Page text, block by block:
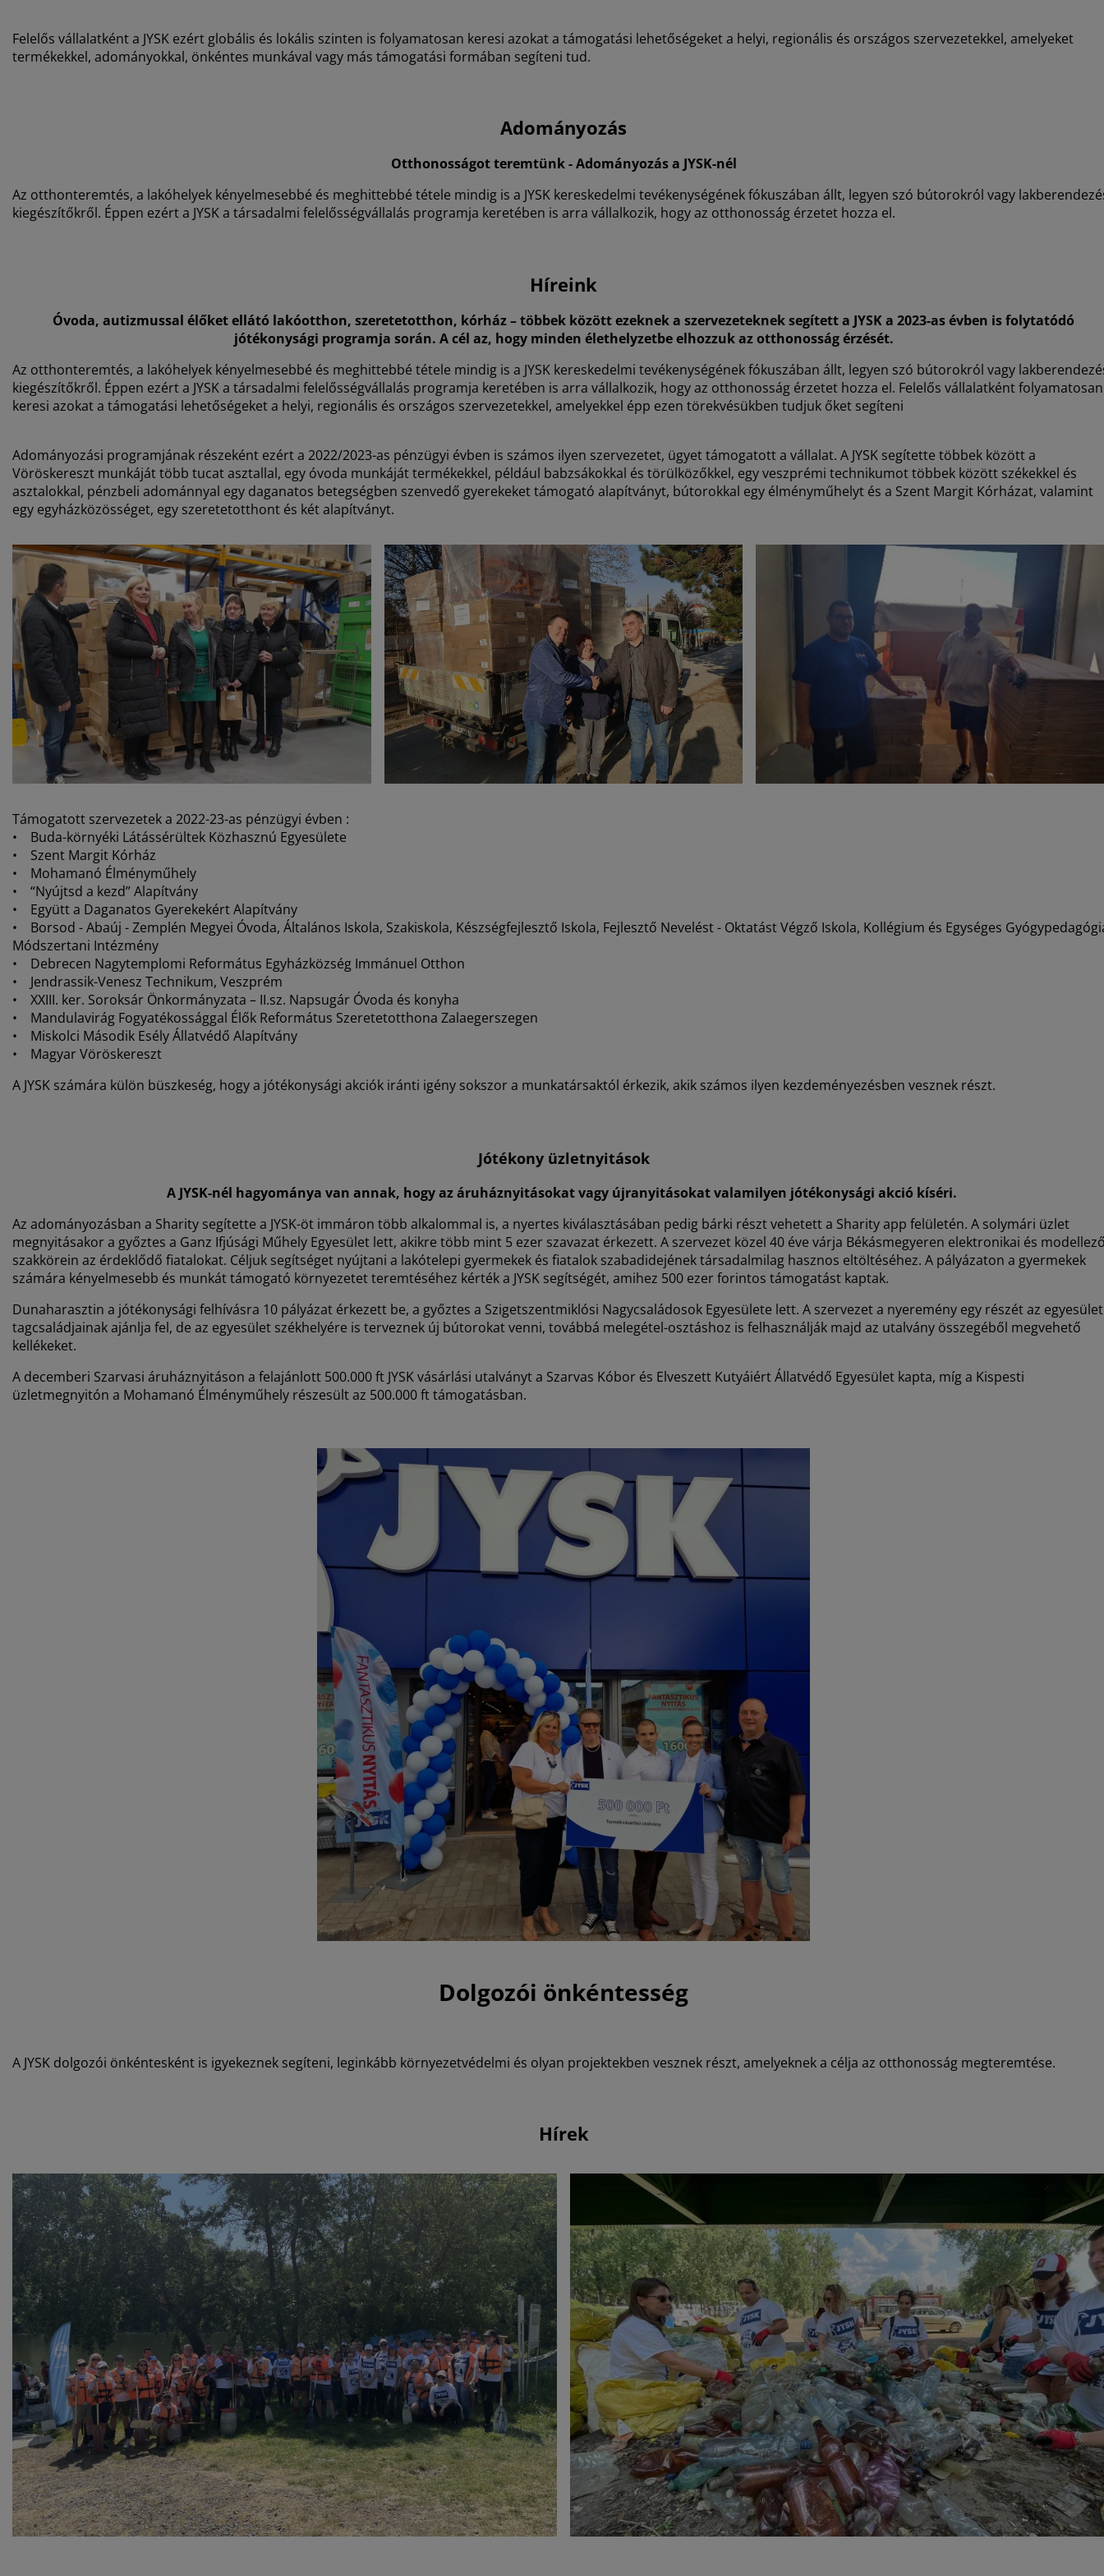
Felelős vállalatként a JYSK ezért globális és lokális szinten is folyamatosan keresi azokat a támogatási lehetőségeket a helyi, regionális és országos szervezetekkel, amelyeket
termékekkel, adományokkal, önkéntes munkával vagy más támogatási formában segíteni tud.
Adományozás
Otthonosságot teremtünk - Adományozás a JYSK-nél
Az otthonteremtés, a lakóhelyek kényelmesebbé és meghittebbé tétele mindig is a JYSK kereskedelmi tevékenységének fókuszában állt, legyen szó bútorokról vagy
kiegészítőkről. Éppen ezért a JYSK a társadalmi felelősségvállalás programja keretében is arra vállalkozik, hogy az otthonosság érzetet hozza el.
Híreink
Óvoda, autizmussal élőket ellátó lakóotthon, szeretetotthon, kórház – többek között ezeknek a szervezeteknek segített a JYSK a 2023-as évben is folytatódó
jótékonysági programja során. A cél az, hogy minden élethelyzetbe elhozzuk az otthonosság érzését.
Az otthonteremtés, a lakóhelyek kényelmesebbé és meghittebbé tétele mindig is a JYSK kereskedelmi tevékenységének fókuszában állt, legyen szó bútorokról vagy
kiegészítőkről. Éppen ezért a JYSK a társadalmi felelősségvállalás programja keretében is arra vállalkozik, hogy az otthonosság érzetet hozza el. Felelős vállalatként folyamatosan
keresi azokat a támogatási lehetőségeket a helyi, regionális és országos szervezetekkel, amelyekkel épp ezen törekvésükben tudjuk őket segíteni
Adományozási programjának részeként ezért a 2022/2023-as pénzügyi évben is számos ilyen szervezetet, ügyet támogatott a vállalat. A JYSK segítette többek között a
Vöröskereszt munkáját több tucat asztallal, egy óvoda munkáját termékekkel, például babzsákokkal és törülközőkkel, egy veszprémi technikumot többek között székekkel és
asztalokkal, pénzbeli adománnyal egy daganatos betegségben szenvedő gyerekeket támogató alapítványt, bútorokkal egy élményműhelyt és a Szent Margit Kórházat, valamint
egy egyházközösséget, egy szeretetotthont és két alapítványt.
Támogatott szervezetek a 2022-23-as pénzügyi évben :
• Buda-környéki Látássérültek Közhasznú Egyesülete
• Szent Margit Kórház
• Mohamanó Élményműhely
• “Nyújtsd a kezd” Alapítvány
• Együtt a Daganatos Gyerekekért Alapítvány
• Borsod - Abaúj - Zemplén Megyei Óvoda, Általános Iskola, Szakiskola, Készségfejlesztő Iskola, Fejlesztő Nevelést - Oktatást Végző Iskola, Kollégium és Egységes
Módszertani Intézmény
• Debrecen Nagytemplomi Református Egyházközség Immánuel Otthon
• Jendrassik-Venesz Technikum, Veszprém
• XXIII. ker. Soroksár Önkormányzata – II.sz. Napsugár Óvoda és konyha
• Mandulavirág Fogyatékossággal Élők Református Szeretetotthona Zalaegerszegen
• Miskolci Második Esély Állatvédő Alapítvány
• Magyar Vöröskereszt
A JYSK számára külön büszkeség, hogy a jótékonysági akciók iránti igény sokszor a munkatársaktól érkezik, akik számos ilyen kezdeményezésben vesznek részt.
Jótékony üzletnyitások
A JYSK-nél hagyománya van annak, hogy az áruháznyitásokat vagy újranyitásokat valamilyen jótékonysági akció kíséri.
Az adományozásban a Sharity segítette a JYSK-öt immáron több alkalommal is, a nyertes kiválasztásában pedig bárki részt vehetett a Sharity app felületén. A solymári üzlet
megnyitásakor a győztes a Ganz Ifjúsági Műhely Egyesület lett, akikre több mint 5 ezer szavazat érkezett. A szervezet közel 40 éve várja Békásmegyeren elektronikai és
szakkörein az érdeklődő fiatalokat. Céljuk segítséget nyújtani a lakótelepi gyermekek és fiatalok szabadidejének társadalmilag hasznos eltöltéséhez. A pályázaton a gyermekek
számára kényelmesebb és munkát támogató környezetet teremtéséhez kérték a JYSK segítségét, amihez 500 ezer forintos támogatást kaptak.
Dunaharasztin a jótékonysági felhívásra 10 pályázat érkezett be, a győztes a Szigetszentmiklósi Nagycsaládosok Egyesülete lett. A szervezet a nyeremény egy részét az egyesület
tagcsaládjainak ajánlja fel, de az egyesület székhelyére is terveznek új bútorokat venni, továbbá melegétel-osztáshoz is felhasználják majd az utalvány összegéből megvehető
kellékeket.
A decemberi Szarvasi áruháznyitáson a felajánlott 500.000 ft JYSK vásárlási utalványt a Szarvas Kóbor és Elveszett Kutyáiért Állatvédő Egyesület kapta, míg a Kispesti
üzletmegnyitón a Mohamanó Élményműhely részesült az 500.000 ft támogatásban.
Dolgozói önkéntesség
A JYSK dolgozói önkéntesként is igyekeznek segíteni, leginkább környezetvédelmi és olyan projektekben vesznek részt, amelyeknek a célja az otthonosság megteremtése.
Hírek